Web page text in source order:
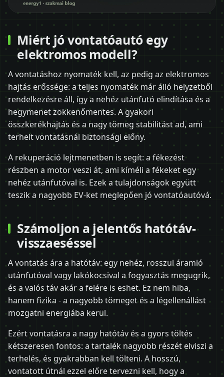
Miért jó vontatóautó egy
elektromos modell?
A vontatáshoz nyomaték kell, az pedig az elektromos
hajtás erőssége: a teljes nyomaték már álló helyzetből
rendelkezésre áll, így a nehéz utánfutó elindítása és a
hegymenet zökkenőmentes. A gyakori
összkerékhajtás és a nagy tömeg stabilitást ad, ami
terhelt vontatásnál biztonsági előny.
A rekuperáció lejtmenetben is segít: a fékezést
részben a motor veszi át, ami kíméli a fékeket egy
nehéz utánfutóval is. Ezek a tulajdonságok együtt
teszik a nagyobb EV-ket meglepően jó vontatóautóvá.
Számoljon a jelentős hatótáv-
visszaeséssel
A vontatás ára a hatótáv: egy nehéz, rosszul áramló
utánfutóval vagy lakókocsival a fogyasztás megugrik,
és a valós táv akár a felére is eshet. Ez nem hiba,
hanem fizika - a nagyobb tömeget és a légellenállást
mozgatni energiába kerül.
Ezért vontatásra a nagy hatótáv és a gyors töltés
kétszeresen fontos: a tartalék nagyobb részét elviszi a
terhelés, és gyakrabban kell tölteni. A hosszú,
vontatott útnál ezzel előre tervezni kell, hogy a